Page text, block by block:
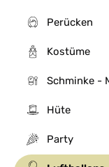
Perücken
Kostüme
Schminke -
Hüte
Party